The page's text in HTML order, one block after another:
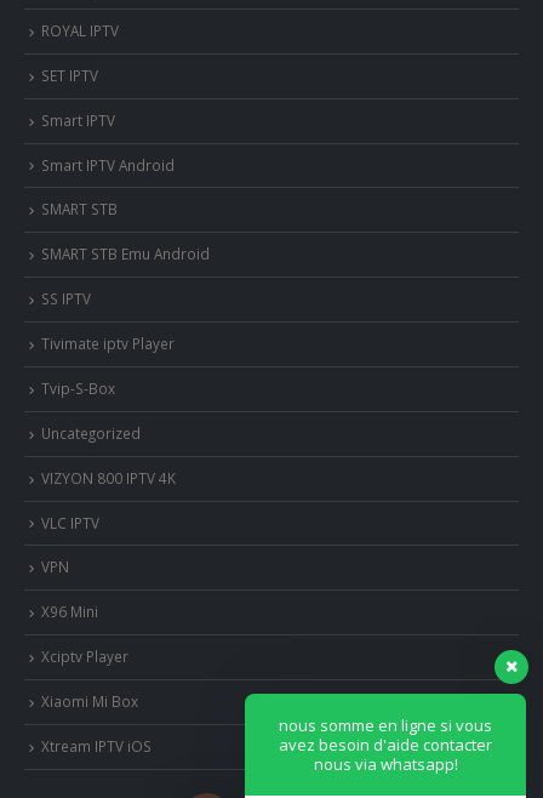
ROYAL IPTV
SET IPTV
Smart IPTV
Smart IPTV Android
SMART STB
SMART STB Emu Android
SS IPTV
Tivimate iptv Player
Tvip-S-Box
Uncategorized
VIZYON 800 IPTV 4K
VLC IPTV
VPN
X96 Mini
Xciptv Player
Xiaomi Mi Box
Xtream IPTV iOS
nous somme en ligne si vous
avez besoin d'aide contacter
nous via whatsapp!